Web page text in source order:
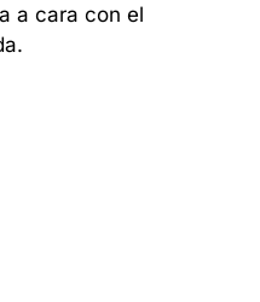
a cara con el